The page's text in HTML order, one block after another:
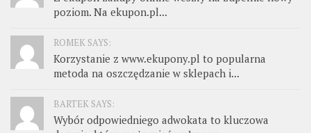
poziom. Na ekupon.pl...
ROMEK SAYS:
Korzystanie z www.ekupony.pl to popularna
metoda na oszczędzanie w sklepach i...
BARTEK SAYS:
Wybór odpowiedniego adwokata to kluczowa